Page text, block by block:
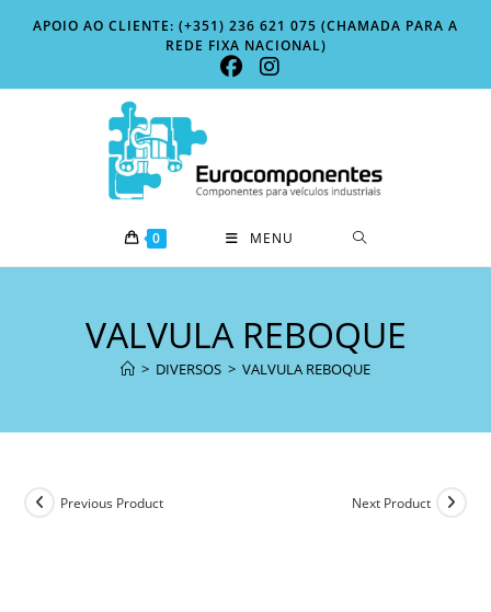
APOIO AO CLIENTE: (+351) 236 621 075 (CHAMADA PARA A
REDE FIXA NACIONAL)
0 MENU
VALVULA REBOQUE
> DIVERSOS > VALVULA REBOQUE
Previous Product Next Product